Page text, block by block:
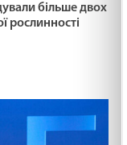
/1481/
- тобі? Лк 18:18-
більше двох
рослинності